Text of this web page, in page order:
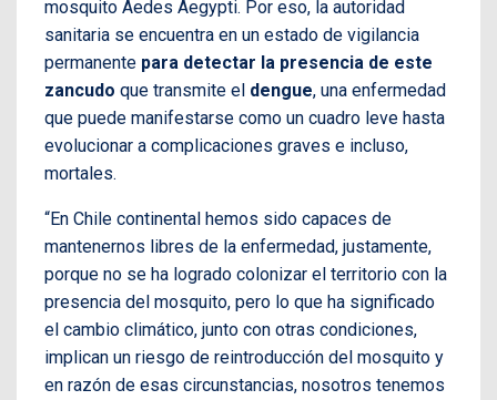
mosquito Aedes Aegypti. Por eso, la autoridad
sanitaria se encuentra en un estado de vigilancia
permanente para detectar la presencia de este
zancudo que transmite el dengue, una enfermedad
que puede manifestarse como un cuadro leve hasta
evolucionar a complicaciones graves e incluso,
mortales.
“En Chile continental hemos sido capaces de
mantenernos libres de la enfermedad, justamente,
porque no se ha logrado colonizar el territorio con la
presencia del mosquito, pero lo que ha significado
el cambio climático, junto con otras condiciones,
implican un riesgo de reintroducción del mosquito y
en razón de esas circunstancias, nosotros tenemos